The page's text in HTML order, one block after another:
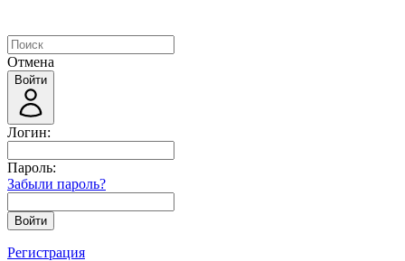
Отмена
Войти
Логин:
Пароль:
Забыли пароль?
Войти
Регистрация